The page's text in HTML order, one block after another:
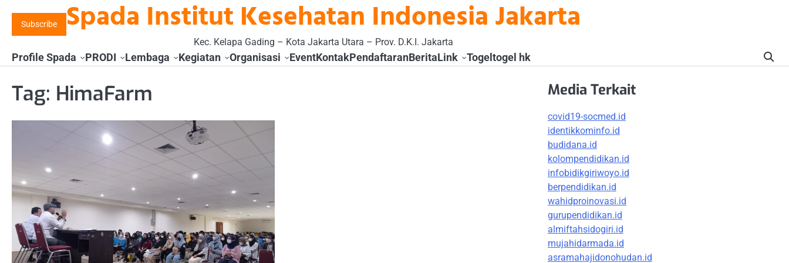
content
Subscribe Spada Institut Kesehatan Indonesia Jakarta
Kec. Kelapa Gading – Kota Jakarta Utara – Prov. D.K.I. Jakarta
Profile Spada PRODI Lembaga Kegiatan Organisasi EventKontakPendaftaranBeritaLink Togeltogel hk
Tag: HimaFarm Media Terkait
covid19-socmed.id
identikkominfo.id
budidana.id
kolompendidikan.id
infobidikgiriwoyo.id
berpendidikan.id
wahidproinovasi.id
gurupendidikan.id
almiftahsidogiri.id
mujahidarmada.id
asramahajidonohudan.id